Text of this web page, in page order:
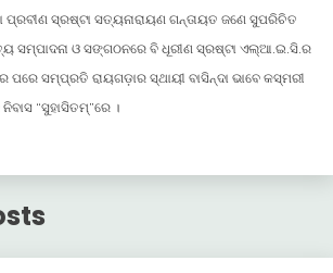
ପ୍ରବୀଣ ସ୍ରଷ୍ଟା ସତ୍ୟନାରାୟଣ ଗନ୍ତାୟତ ଜଣେ ସୁପରିଚିତ
ସମ୍ପାଦନା ଓ ସଙ୍ଗଠନରେ ବି ଧୂରୀଣ ସ୍ରଷ୍ଟା ଏଲ୍ଆ.ଇ.ସି.ର
ପରେ ସମ୍ପ୍ରତି ରାୟଗଡ଼ାର ସ୍ଥାୟୀ ବାସିନ୍ଦା ଭାବେ କସ୍ମରୀ
“ସୁହାସିତମ୍”ରେ ।